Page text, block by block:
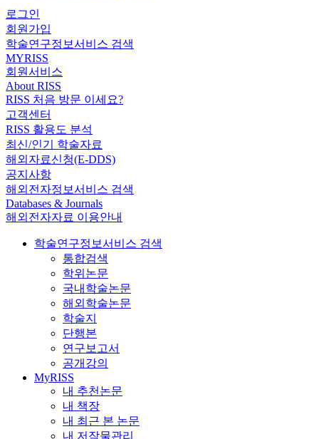
로그인
회원가입
학술연구정보서비스 검색
MYRISS
회원서비스
About RISS
RISS 처음 방문 이세요?
고객센터
RISS 활용도 분석
최신/인기 학술자료
해외자료신청(E-DDS)
공지사항
해외전자정보서비스 검색
Databases & Journals
해외전자자료 이용안내
학술연구정보서비스 검색
통합검색
학위논문
국내학술논문
해외학술논문
학술지
단행본
연구보고서
공개강의
MyRISS
내 추천논문
내 책장
내 최근 본 논문
내 저작물관리